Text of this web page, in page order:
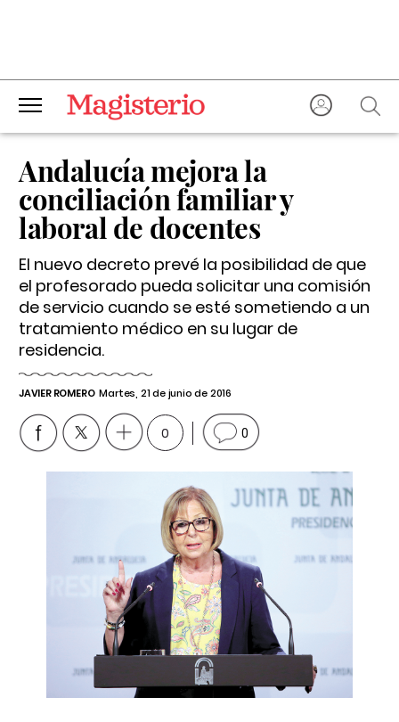
Andalucía mejora la
conciliación familiar y
laboral de docentes
El nuevo decreto prevé la posibilidad de que
el profesorado pueda solicitar una comisión
de servicio cuando se esté sometiendo a un
tratamiento médico en su lugar de
residencia.
JAVIER ROMERO Martes, 21 de junio de 2016
0 0